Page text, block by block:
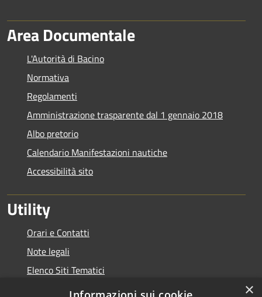
Area Documentale
L'Autorità di Bacino
Normativa
Regolamenti
Amministrazione trasparente dal 1 gennaio 2018
Albo pretorio
Calendario Manifestazioni nautiche
Accessibilità sito
Utility
Orari e Contatti
Note legali
Elenco Siti Tematici
×